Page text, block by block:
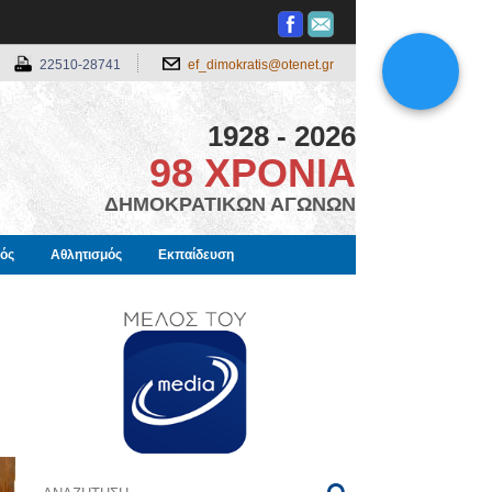
22510-28741 ef_dimokratis@otenet.gr
1928 - 2026
98 ΧΡΟΝΙΑ
ΔΗΜΟΚΡΑΤΙΚΩΝ ΑΓΩΝΩΝ
Αθλητισμός Εκπαίδευση